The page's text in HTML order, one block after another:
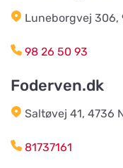
C.M Zoocenter AB
Norra
Klausen Import
Værkstedsvej 24C
Luneborgvej 306,
98 26 50 93
Foderven.dk
Saltøvej 41, 4736
81737161